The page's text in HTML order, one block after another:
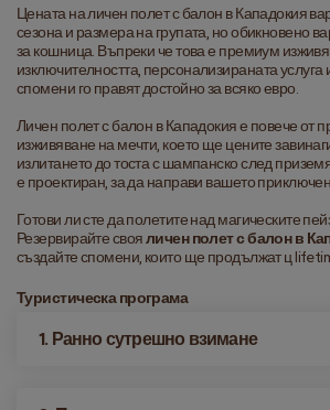
Цената на личен полет с балон в Кападокия
сезона и размера на групата, но обикновено
за кошница. Въпреки че това е премиум
изключителността, персонализираната
спомени го правят достойно за всяко евро.
Личен полет с балон в Кападокия е повече от
изживяване на мечти, което ще цените
излитането до тоста с шампанско след
е проектиран, за да направи вашето
Готови ли сте да полетите над магическите
Резервирайте своя личен полет с балон в
създайте спомени, които ще продължат ц
Туристическа програма
1. Ранно сутрешно взимане